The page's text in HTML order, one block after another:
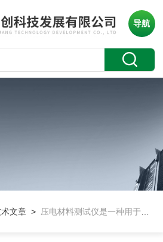
导航
文章 > 压电材料测试仪是一种用于测量压电材料的性能和特性的专用仪器